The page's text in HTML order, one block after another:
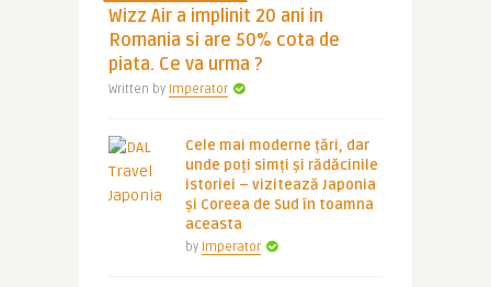
Wizz Air a implinit 20 ani in
Romania si are 50% cota de
piata. Ce va urma ?
Written by Imperator
Cele mai moderne țări, dar
unde poți simți și rădăcinile
istoriei – vizitează Japonia
și Coreea de Sud în toamna
aceasta
by Imperator